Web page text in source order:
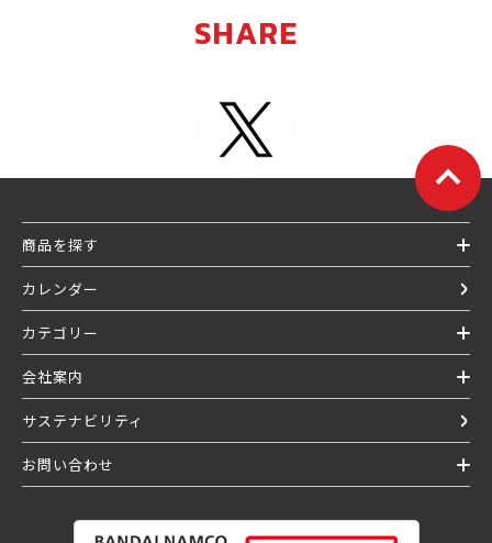
SHARE
商品を探す
カレンダー
カテゴリー
会社案内
サステナビリティ
お問い合わせ